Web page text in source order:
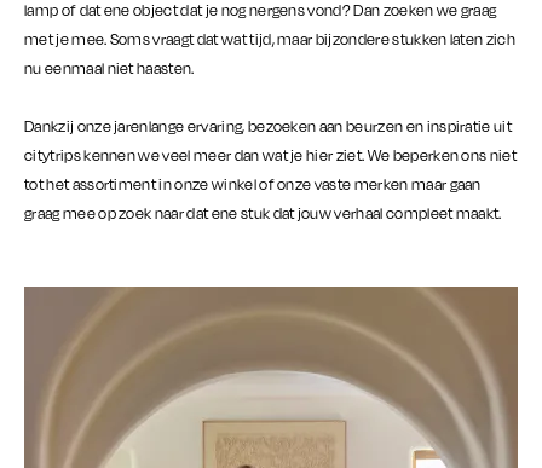
lamp of dat ene object dat je nog nergens vond? Dan zoeken we graag
met je mee. Soms vraagt dat wat tijd, maar bijzondere stukken laten zich
nu eenmaal niet haasten.
Dankzij onze jarenlange ervaring, bezoeken aan beurzen en inspiratie uit
citytrips kennen we veel meer dan wat je hier ziet. We beperken ons niet
tot het assortiment in onze winkel of onze vaste merken maar gaan
graag mee op zoek naar dat ene stuk dat jouw verhaal compleet maakt.